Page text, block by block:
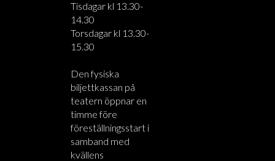
Tisdagar kl 13.30-
14.30
Torsdagar kl 13.30-
15.30
Den fysiska
biljettkassan på
teatern öppnar en
timme före
föreställningsstart i
samband med
kvällens